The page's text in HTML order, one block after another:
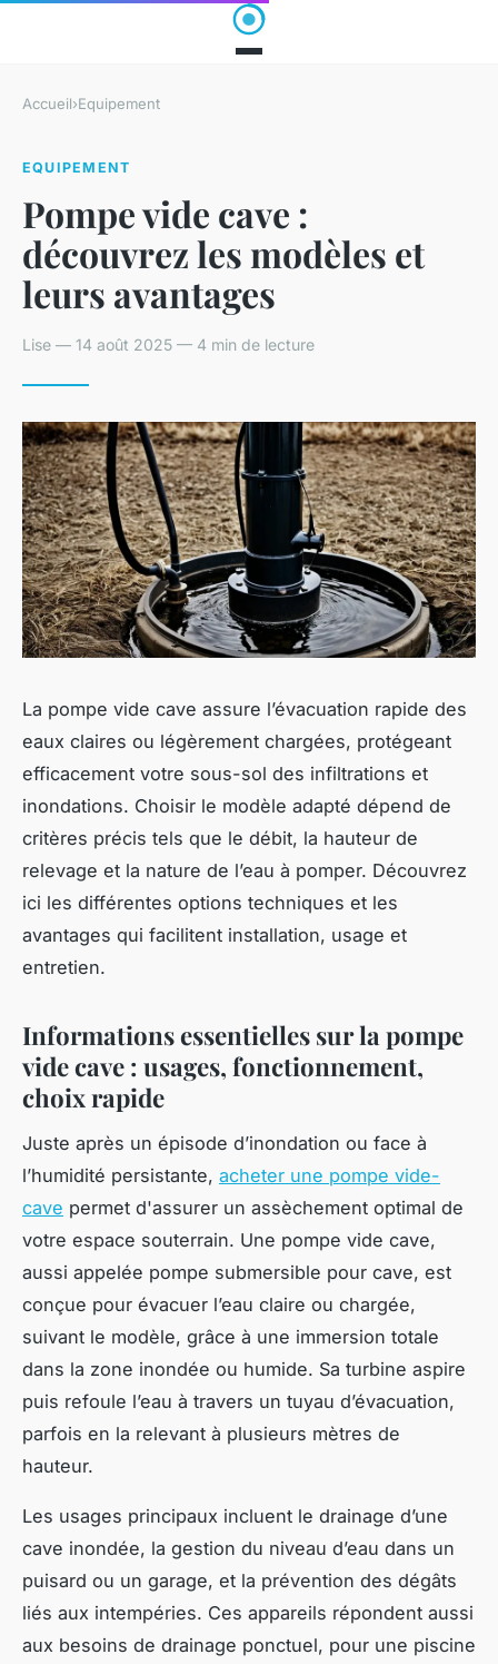
Accueil›Equipement
EQUIPEMENT
Pompe vide cave :
découvrez les modèles et
leurs avantages
Lise — 14 août 2025 — 4 min de lecture
La pompe vide cave assure l’évacuation rapide des
eaux claires ou légèrement chargées, protégeant
efficacement votre sous-sol des infiltrations et
inondations. Choisir le modèle adapté dépend de
critères précis tels que le débit, la hauteur de
relevage et la nature de l’eau à pomper. Découvrez
ici les différentes options techniques et les
avantages qui facilitent installation, usage et
entretien.
Informations essentielles sur la pompe
vide cave : usages, fonctionnement,
choix rapide
Juste après un épisode d’inondation ou face à
l’humidité persistante, acheter une pompe vide-
cave permet d'assurer un assèchement optimal de
votre espace souterrain. Une pompe vide cave,
aussi appelée pompe submersible pour cave, est
conçue pour évacuer l’eau claire ou chargée,
suivant le modèle, grâce à une immersion totale
dans la zone inondée ou humide. Sa turbine aspire
puis refoule l’eau à travers un tuyau d’évacuation,
parfois en la relevant à plusieurs mètres de
hauteur.
Les usages principaux incluent le drainage d’une
cave inondée, la gestion du niveau d’eau dans un
puisard ou un garage, et la prévention des dégâts
liés aux intempéries. Ces appareils répondent aussi
aux besoins de drainage ponctuel, pour une piscine